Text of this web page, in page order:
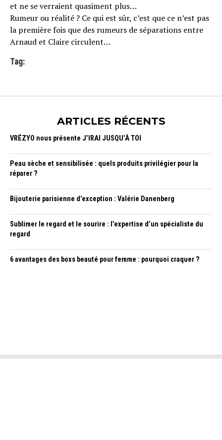
et ne se verraient quasiment plus…
Rumeur ou réalité ? Ce qui est sûr, c’est que ce n’est pas
la première fois que des rumeurs de séparations entre
Arnaud et Claire circulent…
Tag:
ARTICLES RÉCENTS
VRÉZYO nous présente J’IRAI JUSQU’À TOI
Peau sèche et sensibilisée : quels produits privilégier pour la
réparer ?
Bijouterie parisienne d’exception : Valérie Danenberg
Sublimer le regard et le sourire : l’expertise d’un spécialiste du
regard
6 avantages des boxs beauté pour femme : pourquoi craquer ?